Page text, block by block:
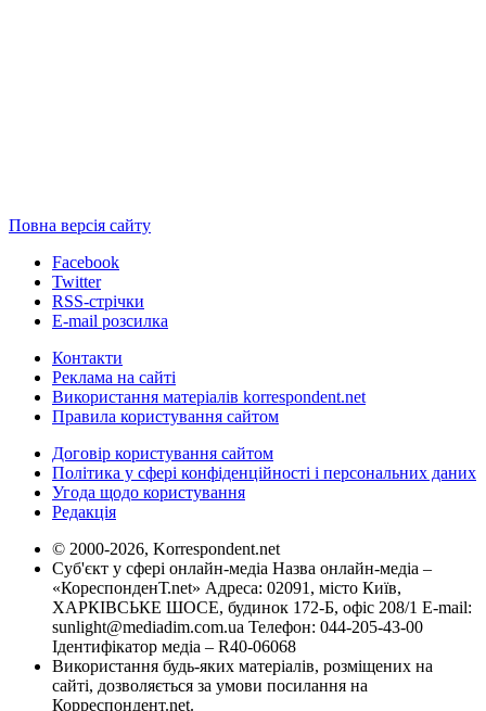
Повна версія сайту
Facebook
Twitter
RSS-стрічки
E-mail розсилка
Контакти
Реклама на сайті
Використання матеріалів korrespondent.net
Правила користування сайтом
Договір користування сайтом
Політика у сфері конфіденційності і персональних даних
Угода щодо користування
Редакція
© 2000-2026, Korrespondent.net
Суб'єкт у сфері онлайн-медіа Назва онлайн-медіа –
«КореспонденТ.net» Адреса: 02091, місто Київ,
ХАРКІВСЬКЕ ШОСЕ, будинок 172-Б, офіс 208/1 E-mail:
sunlight@mediadim.com.ua Телефон: 044-205-43-00
Ідентифікатор медіа – R40-06068
Використання будь-яких матеріалів, розміщених на
сайті, дозволяється за умови посилання на
Корреспондент.net.